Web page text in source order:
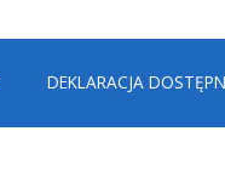
DEKLARACJA